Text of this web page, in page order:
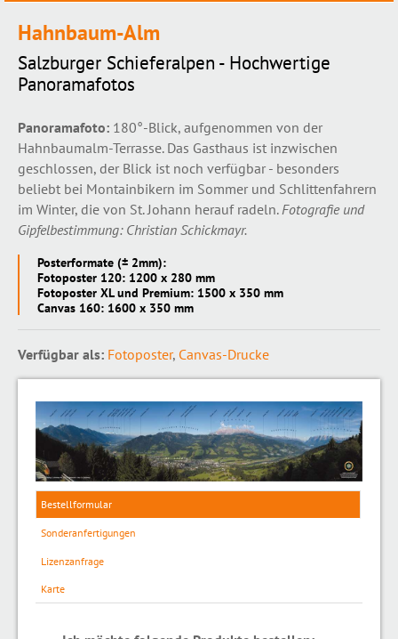
Hahnbaum-Alm
Salzburger Schieferalpen - Hochwertige
Panoramafotos
Panoramafoto: 180°-Blick, aufgenommen von der
Hahnbaumalm-Terrasse. Das Gasthaus ist inzwischen
geschlossen, der Blick ist noch verfügbar - besonders
beliebt bei Montainbikern im Sommer und Schlittenfahrern
im Winter, die von St. Johann herauf radeln.Fotografie und
Gipfelbestimmung: Christian Schickmayr.
Posterformate (± 2mm):
Fotoposter 120: 1200 x 280 mm
Fotoposter XL und Premium: 1500 x 350 mm
Canvas 160: 1600 x 350 mm
Verfügbar als: Fotoposter, Canvas-Drucke
Bestellformular
Sonderanfertigungen
Lizenzanfrage
Karte